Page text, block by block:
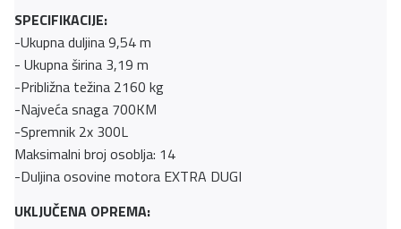
SPECIFIKACIJE:
-Ukupna duljina 9,54 m
- Ukupna širina 3,19 m
-Približna težina 2160 kg
-Najveća snaga 700KM
-Spremnik 2x 300L
Maksimalni broj osoblja: 14
-Duljina osovine motora EXTRA DUGI
UKLJUČENA OPREMA: